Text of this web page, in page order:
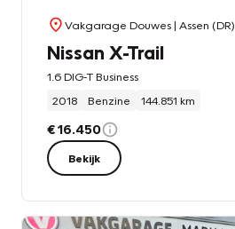
Vakgarage Douwes| Assen (DR)
Nissan X-Trail
1.6 DIG-T Business
2018
Benzine 144.851 km
€ 16.450
Bekijk